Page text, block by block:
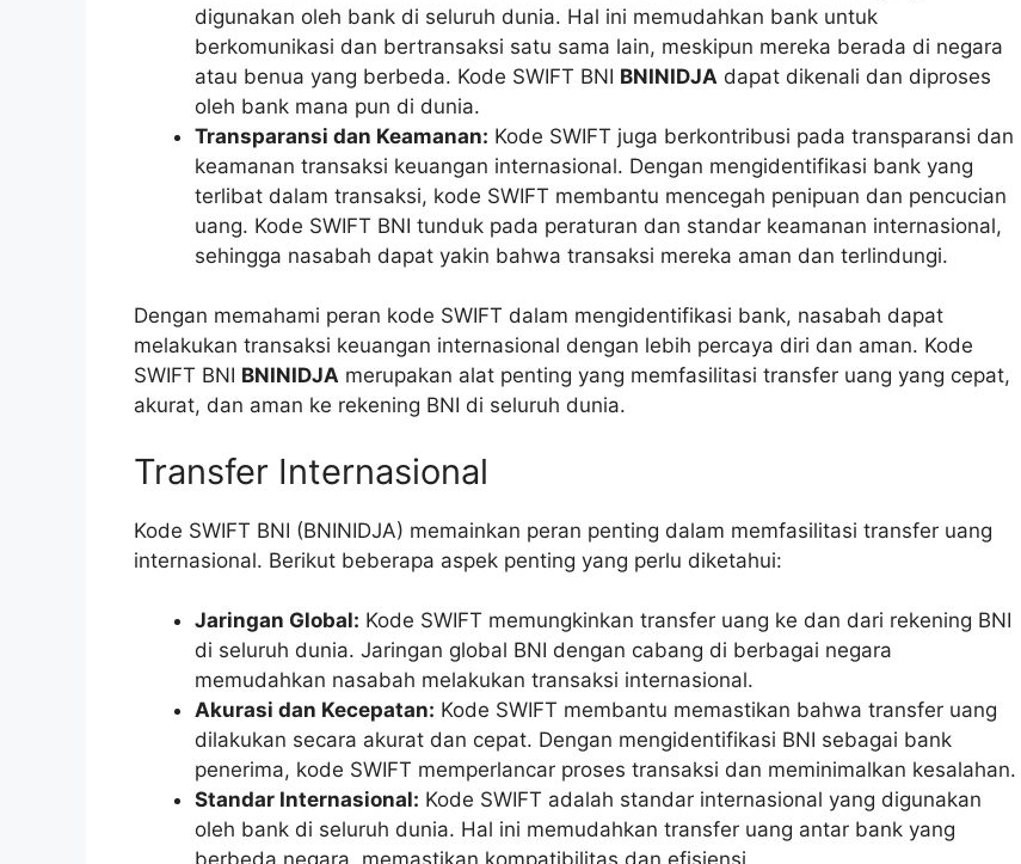
digunakan oleh bank di seluruh dunia. Hal ini memudahkan bank untuk
berkomunikasi dan bertransaksi satu sama lain, meskipun mereka berada di negara
atau benua yang berbeda. Kode SWIFT BNI BNINIDJA dapat dikenali dan diproses
oleh bank mana pun di dunia.
Transparansi dan Keamanan: Kode SWIFT juga berkontribusi pada transparansi dan
keamanan transaksi keuangan internasional. Dengan mengidentifikasi bank yang
terlibat dalam transaksi, kode SWIFT membantu mencegah penipuan dan pencucian
uang. Kode SWIFT BNI tunduk pada peraturan dan standar keamanan internasional,
sehingga nasabah dapat yakin bahwa transaksi mereka aman dan terlindungi.
Dengan memahami peran kode SWIFT dalam mengidentifikasi bank, nasabah dapat
melakukan transaksi keuangan internasional dengan lebih percaya diri dan aman. Kode
SWIFT BNI BNINIDJA merupakan alat penting yang memfasilitasi transfer uang yang cepat,
akurat, dan aman ke rekening BNI di seluruh dunia.
Transfer Internasional
Kode SWIFT BNI (BNINIDJA) memainkan peran penting dalam memfasilitasi transfer uang
internasional. Berikut beberapa aspek penting yang perlu diketahui:
Jaringan Global: Kode SWIFT memungkinkan transfer uang ke dan dari rekening BNI
di seluruh dunia. Jaringan global BNI dengan cabang di berbagai negara
memudahkan nasabah melakukan transaksi internasional.
Akurasi dan Kecepatan: Kode SWIFT membantu memastikan bahwa transfer uang
dilakukan secara akurat dan cepat. Dengan mengidentifikasi BNI sebagai bank
penerima, kode SWIFT memperlancar proses transaksi dan meminimalkan kesalahan.
Standar Internasional: Kode SWIFT adalah standar internasional yang digunakan
oleh bank di seluruh dunia. Hal ini memudahkan transfer uang antar bank yang
berbeda negara, memastikan kompatibilitas dan efisiensi.